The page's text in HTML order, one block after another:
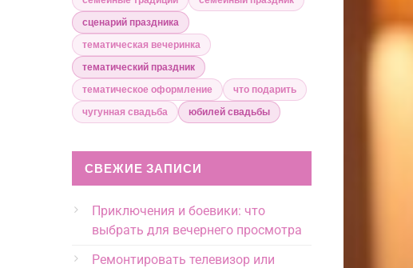
сценарий праздника
тематическая вечеринка
тематический праздник
тематическое оформление
что подарить
чугунная свадьба
юбилей свадьбы
СВЕЖИЕ ЗАПИСИ
Приключения и боевики: что
выбрать для вечернего просмотра
Ремонтировать телевизор или